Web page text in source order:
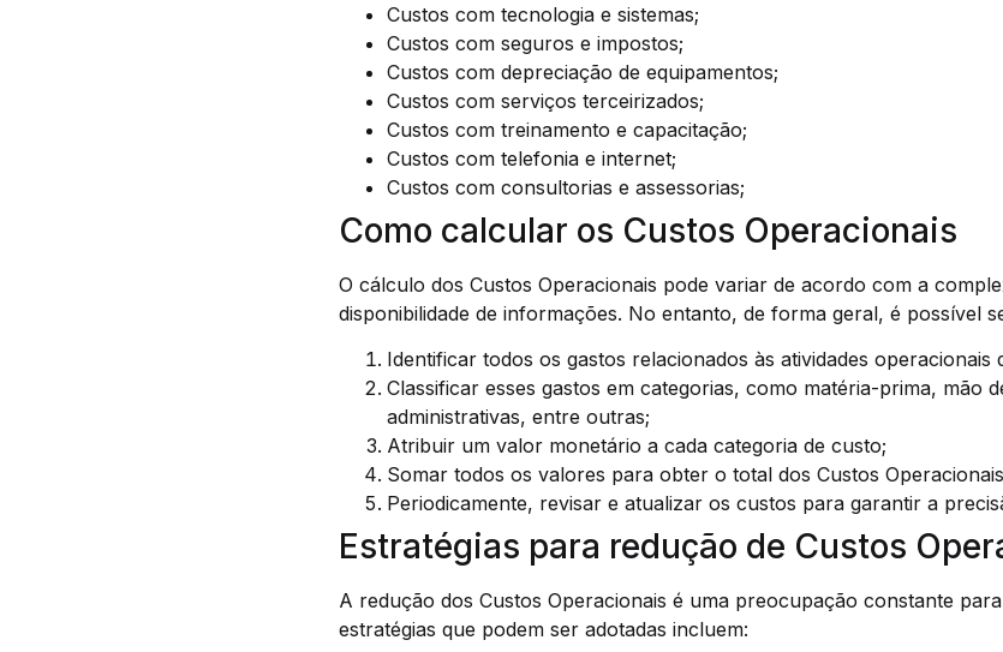
Custos com tecnologia e sistemas;
Custos com seguros e impostos;
Custos com depreciação de equipamentos;
Custos com serviços terceirizados;
Custos com treinamento e capacitação;
Custos com telefonia e internet;
Custos com consultorias e assessorias;
Como calcular os Custos Operacionais
O cálculo dos Custos Operacionais pode variar de acordo com a
disponibilidade de informações. No entanto, de forma geral, é possível
Identificar todos os gastos relacionados às atividades operacionais
Classificar esses gastos em categorias, como matéria-prima, mão
administrativas, entre outras;
Atribuir um valor monetário a cada categoria de custo;
Somar todos os valores para obter o total dos Custos
Periodicamente, revisar e atualizar os custos para garantir a
Estratégias para redução de Custos
A redução dos Custos Operacionais é uma preocupação constante
estratégias que podem ser adotadas incluem: